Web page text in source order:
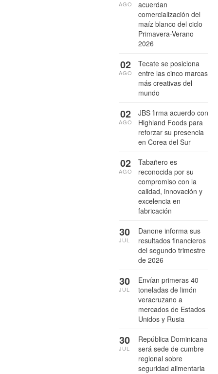
acuerdan
comercialización del
maíz blanco del ciclo
Primavera-Verano
2026
AGO
Tecate se posiciona
entre las cinco marcas
más creativas del
mundo
02
AGO
JBS firma acuerdo con
Highland Foods para
reforzar su presencia
en Corea del Sur
02
AGO
Tabañero es
reconocida por su
compromiso con la
calidad, innovación y
excelencia en
fabricación
02
AGO
Danone informa sus
resultados financieros
del segundo trimestre
de 2026
30
JUL
Envían primeras 40
toneladas de limón
veracruzano a
mercados de Estados
Unidos y Rusia
30
JUL
República Dominicana
será sede de cumbre
regional sobre
seguridad alimentaria
30
JUL